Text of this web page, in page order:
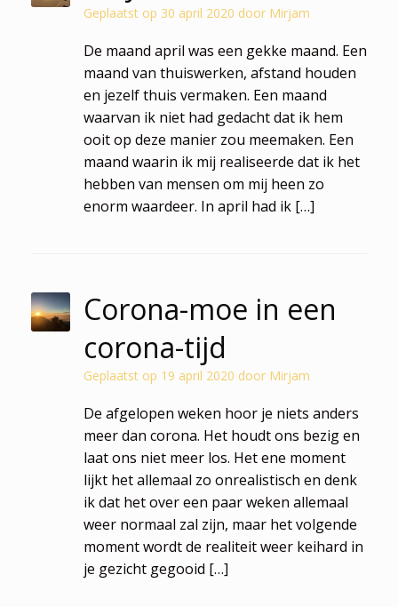
Geplaatst op 30 april 2020 door Mirjam
De maand april was een gekke maand. Een
maand van thuiswerken, afstand houden
en jezelf thuis vermaken. Een maand
waarvan ik niet had gedacht dat ik hem
ooit op deze manier zou meemaken. Een
maand waarin ik mij realiseerde dat ik het
hebben van mensen om mij heen zo
enorm waardeer. In april had ik […]
Corona-moe in een
corona-tijd
Geplaatst op 19 april 2020 door Mirjam
De afgelopen weken hoor je niets anders
meer dan corona. Het houdt ons bezig en
laat ons niet meer los. Het ene moment
lijkt het allemaal zo onrealistisch en denk
ik dat het over een paar weken allemaal
weer normaal zal zijn, maar het volgende
moment wordt de realiteit weer keihard in
je gezicht gegooid […]